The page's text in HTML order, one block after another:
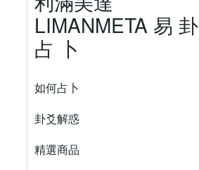
LIMANMETA 易 卦
占 卜
如何占卜
卦爻解惑
精選商品